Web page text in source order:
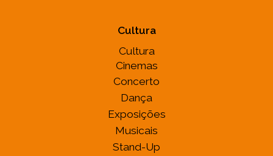
Cultura
Cultura
Cinemas
Concerto
Dança
Exposições
Musicais
Stand-Up